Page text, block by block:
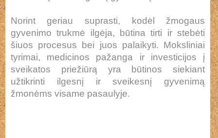
Norint geriau suprasti, kodėl žmogaus
gyvenimo trukmė ilgėja, būtina tirti ir stebėti
šiuos procesus bei juos palaikyti. Moksliniai
tyrimai, medicinos pažanga ir investicijos į
sveikatos priežiūrą yra būtinos siekiant
užtikrinti ilgesnį ir sveikesnį gyvenimą
žmonėms visame pasaulyje.